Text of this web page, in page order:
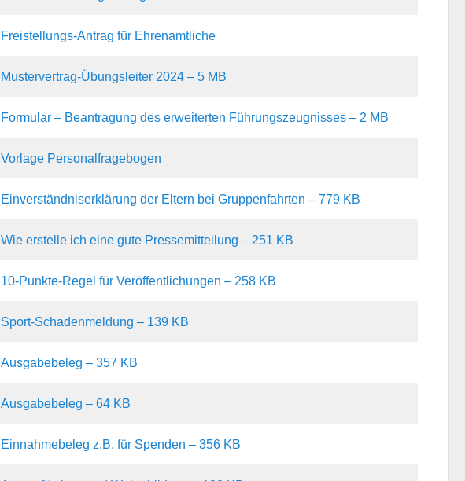
Freistellungs-Antrag für Ehrenamtliche
Mustervertrag-Übungsleiter 2024 – 5 MB
Formular – Beantragung des erweiterten Führungszeugnisses – 2 MB
Vorlage Personalfragebogen
Einverständniserklärung der Eltern bei Gruppenfahrten – 779 KB
Wie erstelle ich eine gute Pressemitteilung – 251 KB
10-Punkte-Regel für Veröffentlichungen – 258 KB
Sport-Schadenmeldung – 139 KB
Ausgabebeleg – 357 KB
Ausgabebeleg – 64 KB
Einnahmebeleg z.B. für Spenden – 356 KB